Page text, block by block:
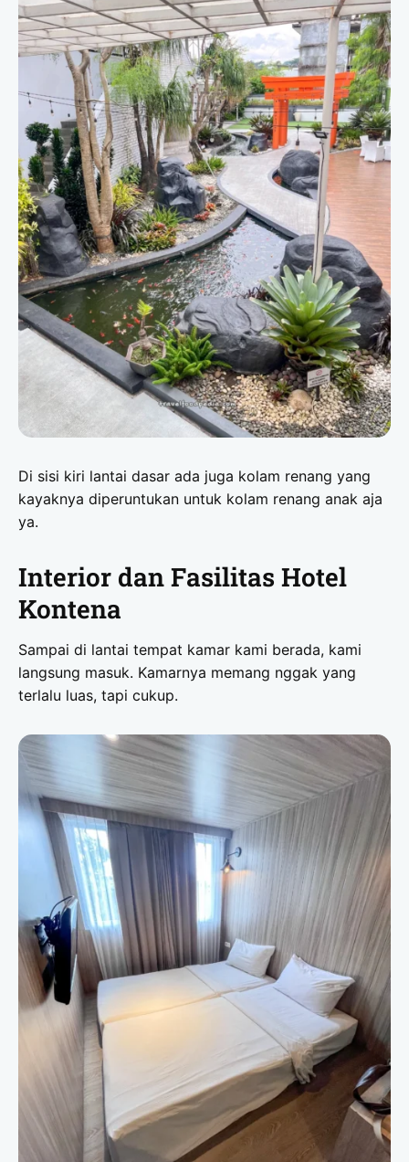
Di sisi kiri lantai dasar ada juga kolam renang yang
kayaknya diperuntukan untuk kolam renang anak aja
ya.
Interior dan Fasilitas Hotel
Kontena
Sampai di lantai tempat kamar kami berada, kami
langsung masuk. Kamarnya memang nggak yang
terlalu luas, tapi cukup.